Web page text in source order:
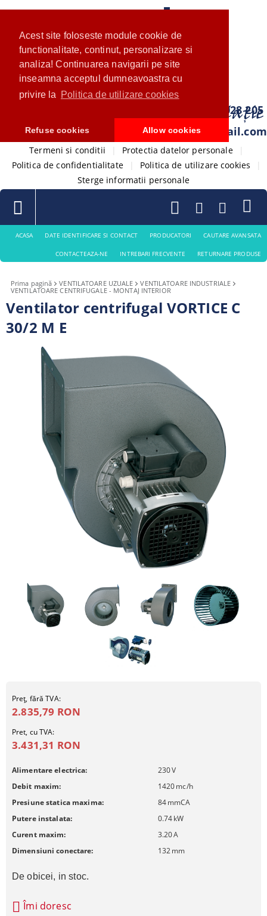
Acest site foloseste module cookie de
functionalitate, continut, personalizare si
analiza! Continuarea navigarii pe site
inseamna acceptul dumneavoastra cu
privire la
Politica de utilizare cookies
Refuse cookies Allow cookies
0733 028 205
com.ventistore@gmail.com
Termeni si conditii Protectia datelor personale
Politica de confidentialitate
Politica de utilizare cookies
Sterge informatii personale
ACASA DATE IDENTIFICARE SI CONTACT PRODUCATORI CAUTARE AVANSATA
CONTACTEAZA-NE INTREBARI FRECVENTE RETURNARE PRODUSE
Prima pagină VENTILATOARE UZUALE
VENTILATOARE INDUSTRIALE
VENTILATOARE CENTRIFUGALE - MONTAJ INTERIOR
Ventilator centrifugal VORTICE C
30/2 M E
Preţ, fără TVA:
2.835,79 RON
Pret, cu TVA:
3.431,31 RON
Alimentare electrica: 230V
Debit maxim:
1420mc/h
Presiune statica maxima:
84mmCA
Putere instalata:
0.74kW
Curent maxim:
3.20A
Dimensiuni conectare:
132mm
De obicei, in stoc.
Îmi doresc